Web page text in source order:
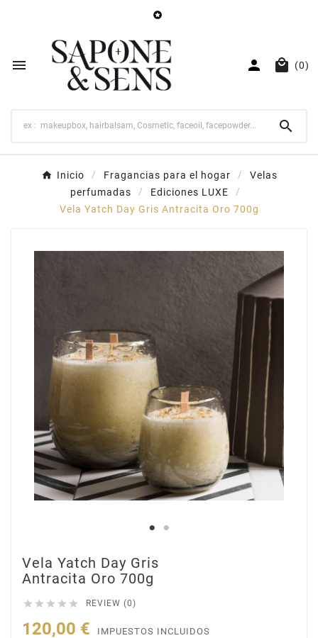

   (0)

Inicio Fragancias para el hogar
Velas
perfumadas
Ediciones LUXE
Vela Yatch Day Gris Antracita Oro 700g
Vela Yatch Day Gris
Antracita Oro 700g
     REVIEW (0)
120,00 € IMPUESTOS INCLUIDOS